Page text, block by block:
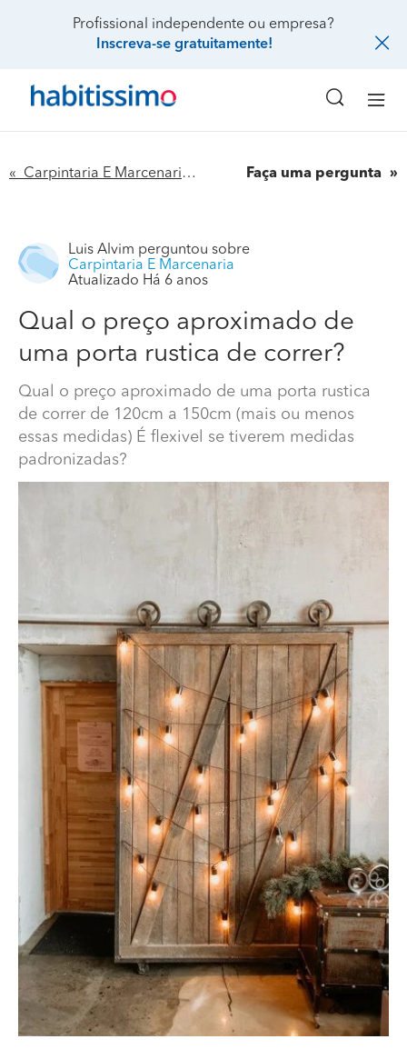
Profissional independente ou empresa?
Inscreva-se gratuitamente!
« Carpintaria E Marcenaria Faça uma pergunta
Qual o preço aproximado de uma porta rustica de
correr?
Qual o preço aproximado de uma porta rustica de
correr de 120cm a 150cm (mais ou menos essas
medidas) É flexivel se tiverem medidas padronizadas?
Luis Alvim perguntou sobre
Carpintaria E Marcenaria
Atualizado Há 6 anos
Qual o preço aproximado de
uma porta rustica de correr?
Qual o preço aproximado de uma porta rustica
de correr de 120cm a 150cm (mais ou menos
essas medidas) É flexivel se tiverem medidas
padronizadas?